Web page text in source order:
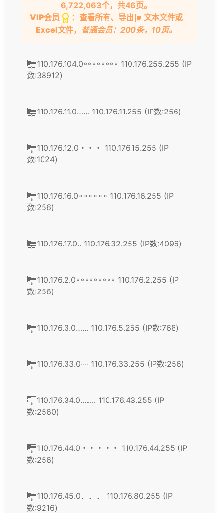
6,722,063个，共46页。
VIP会员
：查看所有、导出
文本文件或
Excel文件， 普通会员：200条，10页。
110.176.104.0◦◦◦◦◦◦◦◦ 110.176.255.255 (IP
数:38912)
110.176.11.0…… 110.176.11.255 (IP数:256)
110.176.12.0・・・ 110.176.15.255 (IP
数:1024)
110.176.16.0∘∘∘∘∘∘ 110.176.16.255 (IP
数:256)
110.176.17.0․․ 110.176.32.255 (IP数:4096)
110.176.2.0◦◦◦◦◦◦◦◦◦ 110.176.2.255 (IP
数:256)
110.176.3.0…… 110.176.5.255 (IP数:768)
110.176.33.0∙∙∙∙ 110.176.33.255 (IP数:256)
110.176.34.0․․․․․․․․ 110.176.43.255 (IP
数:2560)
110.176.44.0・・・・・ 110.176.44.255 (IP
数:256)
110.176.45.0．．． 110.176.80.255 (IP
数:9216)